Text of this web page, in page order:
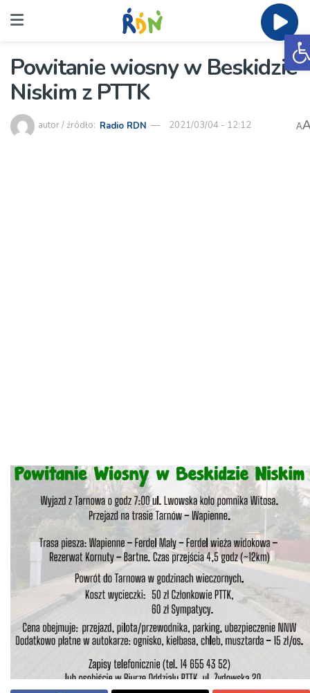
Powitanie wiosny w Beskidzie
Niskim z PTTK
autor / źródło: Radio RDN 2021/03/04 - 12:12 A